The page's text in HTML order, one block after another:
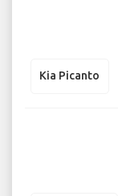
Kia Picanto